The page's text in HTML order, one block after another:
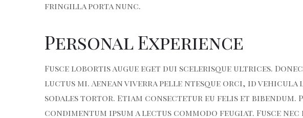
fringilla porta nunc.
Personal Experience
Fusce lobortis augue eget dui scelerisque ultrices.
luctus mi. Aenean viverra pelle ntesque orci, id vehicula
sodales tortor. Etiam consectetur eu felis et
condimentum ipsum a lectus commodo feugiat. Fusce